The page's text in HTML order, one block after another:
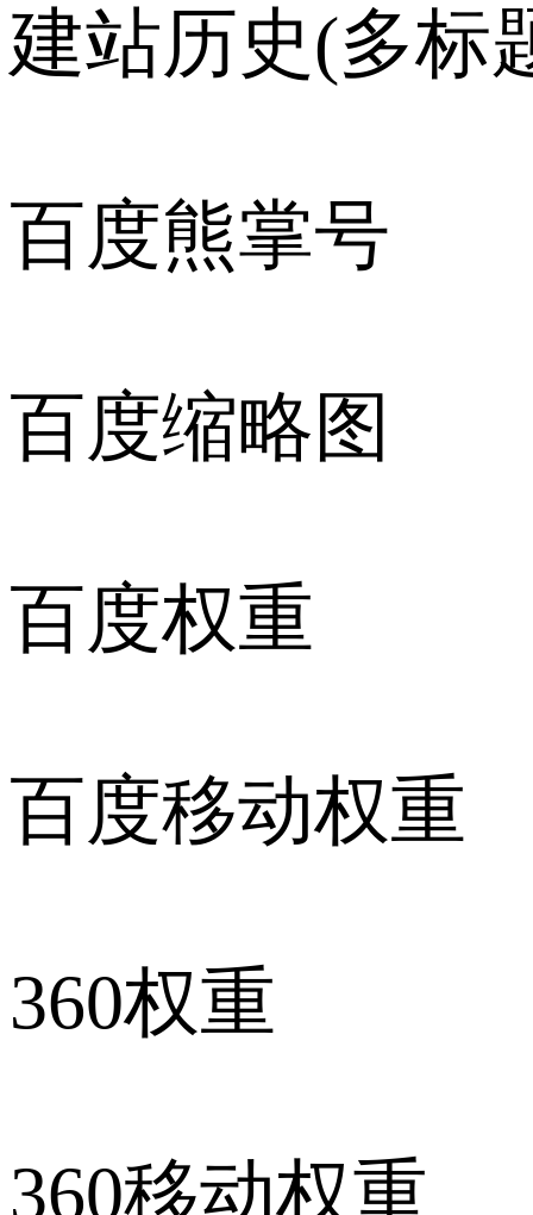
建站历史(多标
百度熊掌号
百度缩略图
百度权重
百度移动权重
360权重
360移动权重